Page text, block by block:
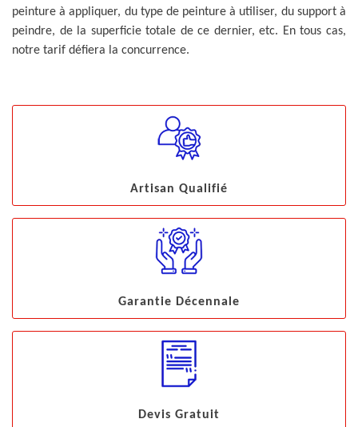
peinture à appliquer, du type de peinture à utiliser, du support à
peindre, de la superficie totale de ce dernier, etc. En tous cas,
notre tarif défiera la concurrence.
Artisan Qualifié
Garantie Décennale
Devis Gratuit